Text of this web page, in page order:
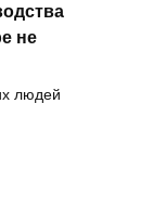
не
людей